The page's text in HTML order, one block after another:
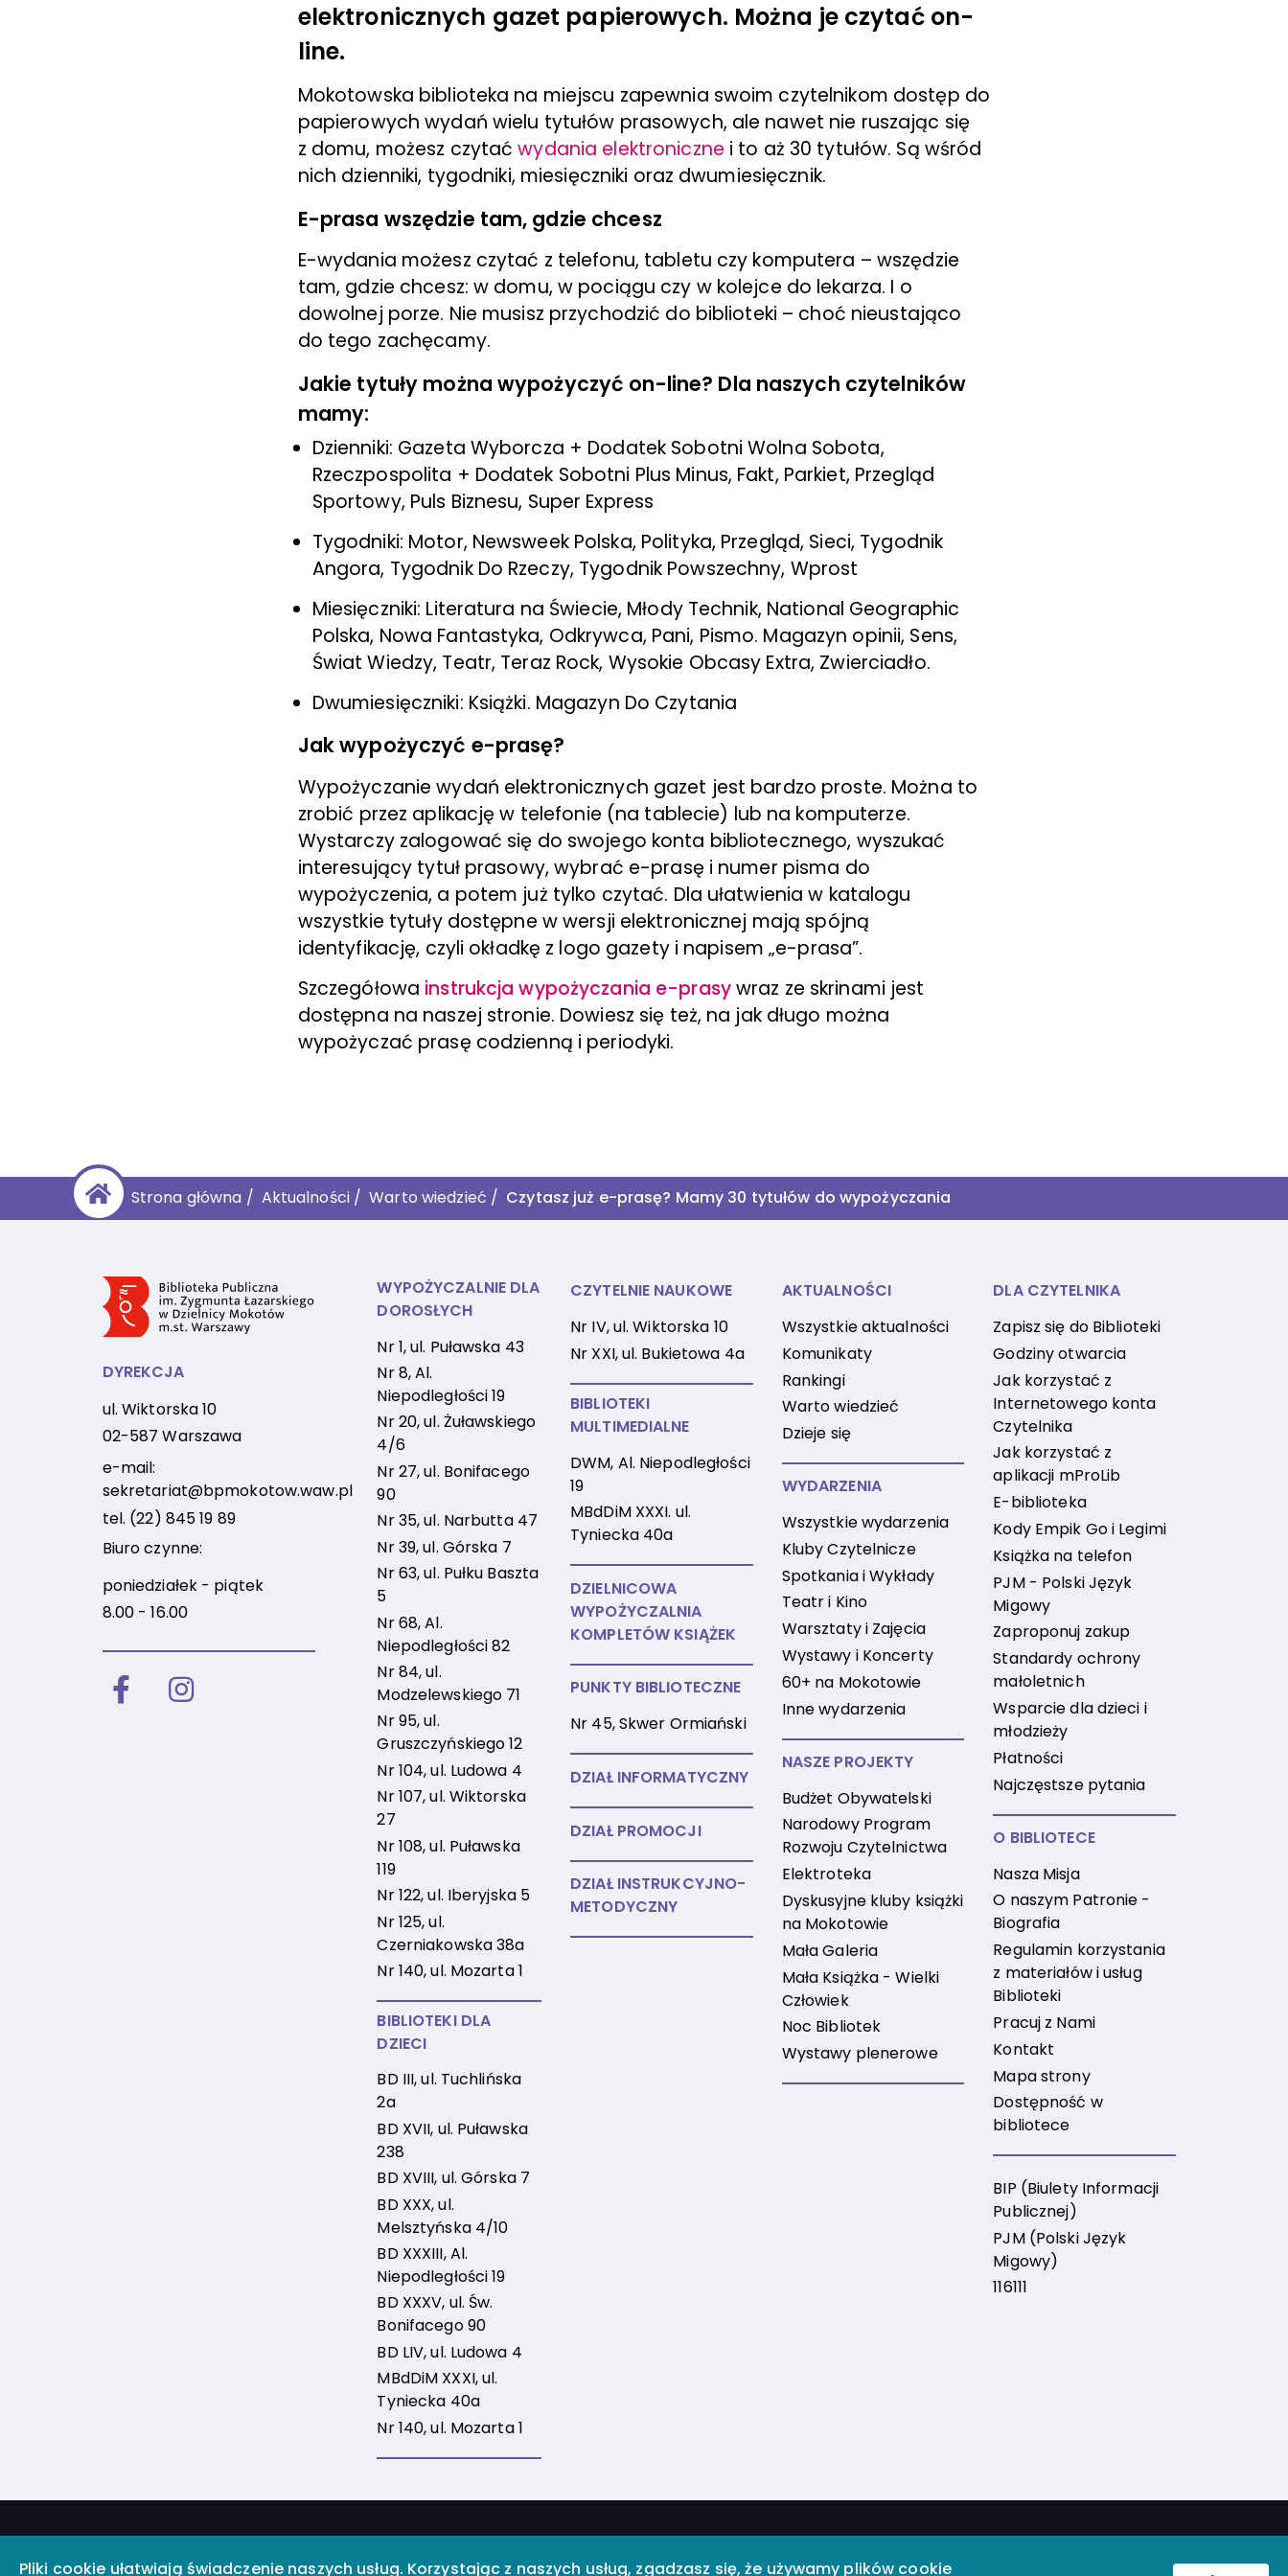
elektronicznych gazet papierowych. Można je czytać on-
line.
Mokotowska biblioteka na miejscu zapewnia swoim czytelnikom dostęp do
papierowych wydań wielu tytułów prasowych, ale nawet nie ruszając się
z domu, możesz czytaćwydania elektroniczne i to aż 30 tytułów. Są wśród
nich dzienniki, tygodniki, miesięczniki oraz dwumiesięcznik.
E-prasa wszędzie tam, gdzie chcesz
E-wydania możesz czytać z telefonu, tabletu czy komputera – wszędzie
tam, gdzie chcesz: w domu, w pociągu czy w kolejce do lekarza. I o
dowolnej porze. Nie musisz przychodzić do biblioteki – choć nieustająco
do tego zachęcamy.
Jakie tytuły można wypożyczyć on-line? Dla naszych czytelników
mamy:
Dzienniki: Gazeta Wyborcza + Dodatek Sobotni Wolna Sobota,
Rzeczpospolita + Dodatek Sobotni Plus Minus, Fakt, Parkiet, Przegląd
Sportowy, Puls Biznesu, Super Express
Tygodniki: Motor, Newsweek Polska, Polityka, Przegląd, Sieci, Tygodnik
Angora, Tygodnik Do Rzeczy, Tygodnik Powszechny, Wprost
Miesięczniki: Literatura na Świecie, Młody Technik, National Geographic
Polska, Nowa Fantastyka, Odkrywca, Pani, Pismo. Magazyn opinii, Sens,
Świat Wiedzy, Teatr, Teraz Rock, Wysokie Obcasy Extra, Zwierciadło.
Dwumiesięczniki: Książki. Magazyn Do Czytania
Jak wypożyczyć e-prasę?
Wypożyczanie wydań elektronicznych gazet jest bardzo proste. Można to
zrobić przez aplikację w telefonie (na tablecie) lub na komputerze.
Wystarczy zalogować się do swojego konta bibliotecznego, wyszukać
interesujący tytuł prasowy, wybrać e-prasę i numer pisma do
wypożyczenia, a potem już tylko czytać. Dla ułatwienia w katalogu
wszystkie tytuły dostępne w wersji elektronicznej mają spójną
identyfikację, czyli okładkę z logo gazety i napisem „e-prasa”.
Szczegółowa instrukcja wypożyczania e-prasywraz ze skrinami jest
dostępna na naszej stronie. Dowiesz się też, na jak długo można
wypożyczać prasę codzienną i periodyki.
Strona główna / Aktualności/ Warto wiedzieć / Czytasz już e-prasę? Mamy 30 tytułów do wypożyczania
DYREKCJA
ul. Wiktorska 10
02-587 Warszawa
e-mail:
sekretariat@bpmokotow.waw.pl
tel. (22) 845 19 89
Biuro czynne:
poniedziałek - piątek
8.00 - 16.00
FacebookInstagram
WYPOŻYCZALNIE DLA
DOROSŁYCH
Nr 1, ul. Puławska 43
Nr 8, Al.
Niepodległości 19
Nr 20, ul. Żuławskiego
4/6
Nr 27, ul. Bonifacego
90
Nr 35, ul. Narbutta 47
Nr 39, ul. Górska 7
Nr 63, ul. Pułku Baszta
5
Nr 68, Al.
Niepodległości 82
Nr 84, ul.
Modzelewskiego 71
Nr 95, ul.
Gruszczyńskiego 12
Nr 104, ul. Ludowa 4
Nr 107, ul. Wiktorska
27
Nr 108, ul. Puławska
119
Nr 122, ul. Iberyjska 5
Nr 125, ul.
Czerniakowska 38a
Nr 140, ul. Mozarta 1
BIBLIOTEKI DLA
DZIECI
BD III, ul. Tuchlińska
2a
BD XVII, ul. Puławska
238
BD XVIII, ul. Górska 7
BD XXX, ul.
Melsztyńska 4/10
BD XXXIII, Al.
Niepodległości 19
BD XXXV, ul. Św.
Bonifacego 90
BD LIV, ul. Ludowa 4
MBdDiM XXXI, ul.
Tyniecka 40a
Nr 140, ul. Mozarta 1
CZYTELNIE NAUKOWE
Nr IV, ul. Wiktorska 10
Nr XXI, ul. Bukietowa 4a
BIBLIOTEKI
MULTIMEDIALNE
DWM, Al. Niepodległości
19
MBdDiM XXXI. ul.
Tyniecka 40a
DZIELNICOWA
WYPOŻYCZALNIA
KOMPLETÓW KSIĄŻEK
PUNKTY BIBLIOTECZNE
Nr 45, Skwer Ormiański
DZIAŁ INFORMATYCZNY
DZIAŁ PROMOCJI
DZIAŁ INSTRUKCYJNO-
METODYCZNY
AKTUALNOŚCI
Wszystkie aktualności
Komunikaty
Rankingi
Warto wiedzieć
Dzieje się
WYDARZENIA
Wszystkie wydarzenia
Kluby Czytelnicze
Spotkania i Wykłady
Teatr i Kino
Warsztaty i Zajęcia
Wystawy i Koncerty
60+ na Mokotowie
Inne wydarzenia
NASZE PROJEKTY
Budżet Obywatelski
Narodowy Program
Rozwoju Czytelnictwa
Elektroteka
Dyskusyjne kluby książki
na Mokotowie
Mała Galeria
Mała Książka - Wielki
Człowiek
Noc Bibliotek
Wystawy plenerowe
DLA CZYTELNIKA
Zapisz się do Biblioteki
Godziny otwarcia
Jak korzystać z
Internetowego konta
Czytelnika
Jak korzystać z
aplikacji mProLib
E-biblioteka
Kody Empik Go i Legimi
Książka na telefon
PJM - Polski Język
Migowy
Zaproponuj zakup
Standardy ochrony
małoletnich
Wsparcie dla dzieci i
młodzieży
Płatności
Najczęstsze pytania
O BIBLIOTECE
Nasza Misja
O naszym Patronie -
Biografia
Regulamin korzystania
z materiałów i usług
Biblioteki
Pracuj z Nami
Kontakt
Mapa strony
Dostępność w
bibliotece
BIP (Biulety Informacji
Publicznej)
PJM (Polski Język
Migowy)
116111
Polityka prywatności
Deklaracja
© 2025 Biblioteka Publiczna im. Zygmunta Łazarskiego w Dzielnicy Mokotów m.st. Warszawy
Pliki cookie ułatwiają świadczenie naszych usług. Korzystając z naszych usług, zgadzasz się, że używamy plików cookie